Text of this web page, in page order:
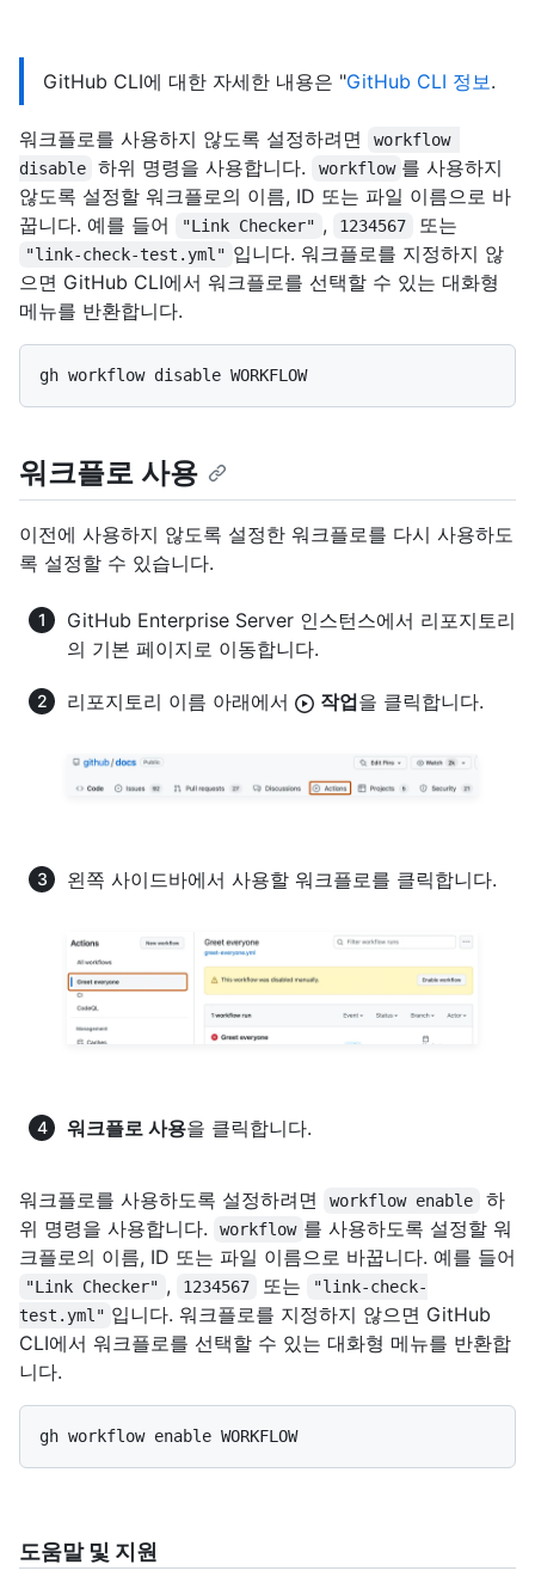
GitHub CLI에 대한 자세한 내용은 "GitHub CLI 정보.
워크플로를 사용하지 않도록 설정하려면
workflow
disable
하위 명령을 사용합니다. workflow 를 사용하지
않도록 설정할 워크플로의 이름, ID 또는 파일 이름으로 바
꿉니다. 예를 들어
"Link Checker" , 1234567 또는
"link-check-test.yml" 입니다. 워크플로를 지정하지 않
으면 GitHub CLI에서 워크플로를 선택할 수 있는 대화형
메뉴를 반환합니다.
워크플로 사용
이전에 사용하지 않도록 설정한 워크플로를 다시 사용하도
록 설정할 수 있습니다.
GitHub Enterprise Server 인스턴스에서 리포지토리
의 기본 페이지로 이동합니다.
리포지토리 이름 아래에서 작업을 클릭합니다.
왼쪽 사이드바에서 사용할 워크플로를 클릭합니다.
워크플로 사용을 클릭합니다.
워크플로를 사용하도록 설정하려면 workflow enable
하
위 명령을 사용합니다.
workflow 를 사용하도록 설정할 워
크플로의 이름, ID 또는 파일 이름으로 바꿉니다. 예를 들어
"Link Checker" , 1234567 또는
"link-check-
test.yml" 입니다. 워크플로를 지정하지 않으면 GitHub
CLI에서 워크플로를 선택할 수 있는 대화형 메뉴를 반환합
니다.
도움말 및 지원